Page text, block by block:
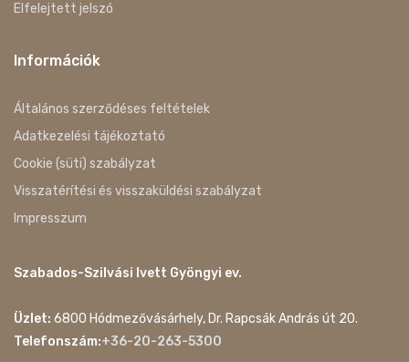
Elfelejtett jelszó
Információk
Általános szerződéses feltételek
Adatkezelési tájékoztató
Cookie (süti) szabályzat
Visszatérítési és visszaküldési szabályzat
Impresszum
Szabados-Szilvási Ivett Gyöngyi ev.
Üzlet: 6800 Hódmezővásárhely, Dr. Rapcsák András út 20.
Telefonszám:+36-20-263-5300